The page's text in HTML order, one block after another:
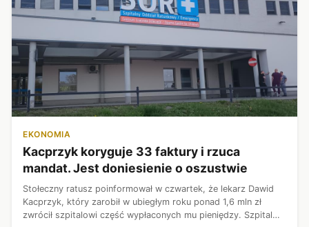
EKONOMIA
Kacprzyk koryguje 33 faktury i rzuca
mandat. Jest doniesienie o oszustwie
Stołeczny ratusz poinformował w czwartek, że lekarz Dawid
Kacprzyk, który zarobił w ubiegłym roku ponad 1,6 mln zł
zwrócił szpitalowi część wypłaconych mu pieniędzy. Szpital